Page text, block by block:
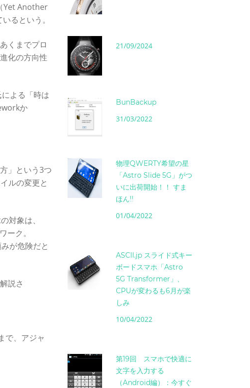
Yet Another
るという。
くまでプロ
化の方向性
よる「時は
か
」という3つ
ルの変更と
対象は、
ーク。
が危険だと
説さ
で、アジャ
21/09/2024
BunBackup
31/03/2022
物理QWERTY希望の星
「Astro Slide 5G」がつ
いに出荷開始！！ すま
ほん!!
01/04/2022
ASCII.jp スライド式キー
ボードスマホ「Astro
5G Transformer」、
CPUが変わるも6月が楽
しみ
10/04/2022
第19回 スマホで快適に
文字を入力する
（Android編）：今すぐ